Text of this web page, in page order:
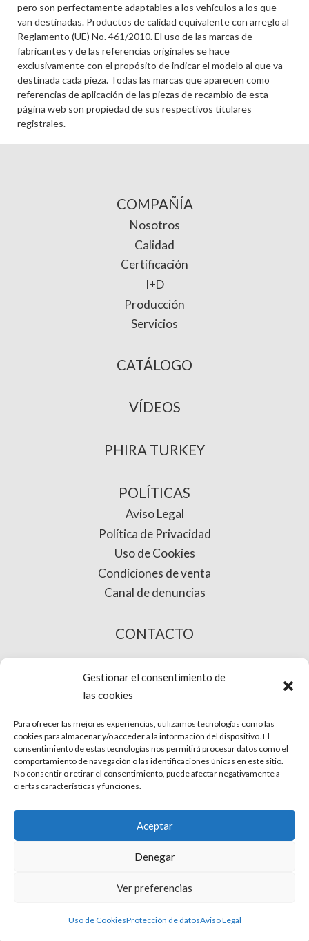
Gestionar el consentimiento de
las cookies
Para ofrecer las mejores experiencias, utilizamos tecnologías como las
cookies para almacenar y/o acceder a la información del dispositivo. El
consentimiento de estas tecnologías nos permitirá procesar datos como el
comportamiento de navegación o las identificaciones únicas en este sitio.
No consentir o retirar el consentimiento, puede afectar negativamente a
ciertas características y funciones.
Aceptar
Denegar
Ver preferencias
Uso de CookiesProtección de datosAviso Legal
pero son perfectamente adaptables a los vehículos a los que
van destinadas. Productos de calidad equivalente con arreglo al
Reglamento (UE) No. 461/2010. El uso de las marcas de
fabricantes y de las referencias originales se hace
exclusivamente con el propósito de indicar el modelo al que va
destinada cada pieza. Todas las marcas que aparecen como
referencias de aplicación de las piezas de recambio de esta
página web son propiedad de sus respectivos titulares
registrales.
COMPAÑÍA
Nosotros
Calidad
Certificación
I+D
Producción
Servicios
CATÁLOGO
VÍDEOS
PHIRA TURKEY
POLÍTICAS
Aviso Legal
Política de Privacidad
Uso de Cookies
Condiciones de venta
Canal de denuncias
CONTACTO
COMPRA ONLINE
© Phira. Todos los derechos reservados.
Protección de datos
Uso de Cookies
Condiciones de venta